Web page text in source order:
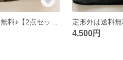
4,500円